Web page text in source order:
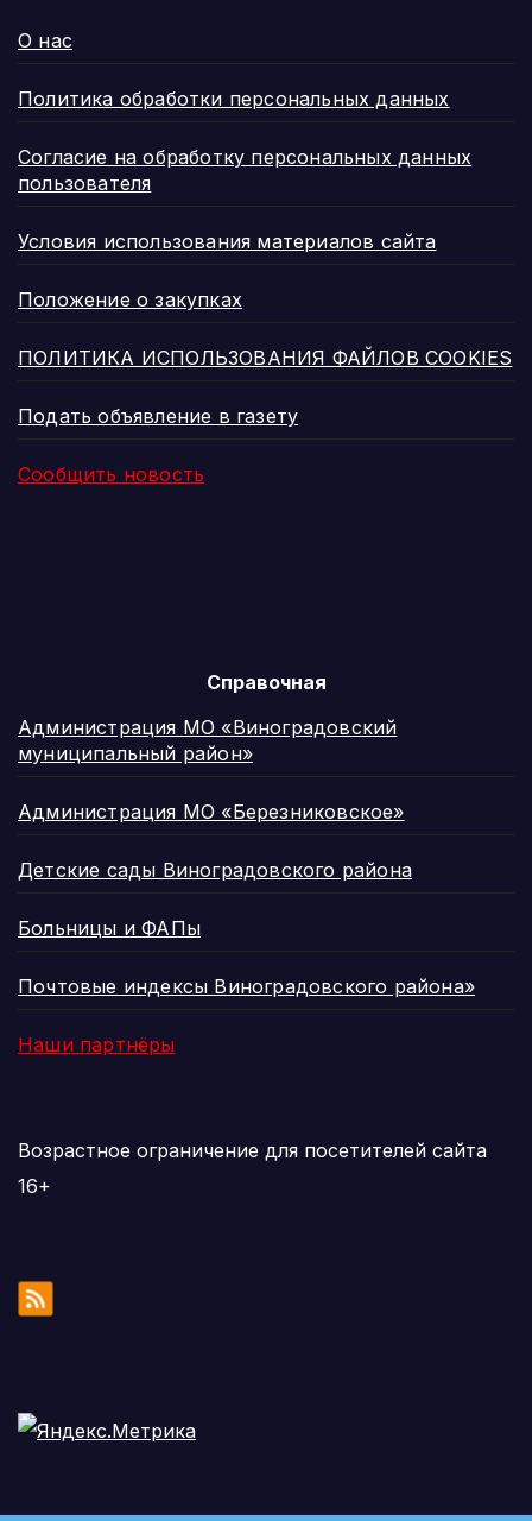
О нас
Политика обработки персональных данных
Согласие на обработку персональных данных
пользователя
Условия использования материалов сайта
Положение о закупках
ПОЛИТИКА ИСПОЛЬЗОВАНИЯ ФАЙЛОВ COOKIES
Подать объявление в газету
Сообщить новость
Справочная
Администрация МО «Виноградовский
муниципальный район»
Администрация МО «Березниковское»
Детские сады Виноградовского района
Больницы и ФАПы
Почтовые индексы Виноградовского района»
Наши партнёры
Возрастное ограничение для посетителей сайта
16+